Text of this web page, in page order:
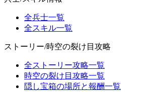
全兵士一覧
全スキル一覧
ストーリー/時空の裂け目攻略
全ストーリー攻略一覧
時空の裂け目攻略一覧
隠し宝箱の場所と報酬一覧